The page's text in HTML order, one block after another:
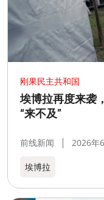
刚果民主共和国
埃博拉再度来袭
“来不及”
前线新闻 2026年
埃博拉